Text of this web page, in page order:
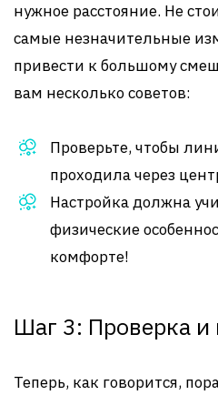
нужное расстояние. Не
самые незначительные
привести к большому
вам несколько советов:
Проверьте, чтобы
проходила через
Настройка должна
физические
комфорте!
Шаг 3: Проверка
Теперь, как говорится,